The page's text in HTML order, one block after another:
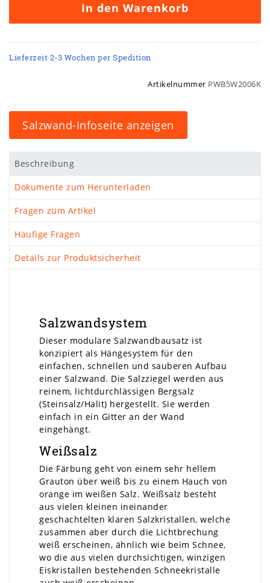
In den Warenkorb
Lieferzeit 2-3 Wochen per Spedition
Artikelnummer PWB5W2006K
Salzwand-Infoseite anzeigen
Beschreibung
Dokumente zum Herunterladen
Fragen zum Artikel
Häufige Fragen
Details zur Produktsicherheit
Salzwandsystem
Dieser modulare Salzwandbausatz ist
konzipiert als Hängesystem für den
einfachen, schnellen und sauberen Aufbau
einer Salzwand. Die Salzziegel werden aus
reinem, lichtdurchlässigen Bergsalz
(Steinsalz/Halit) hergestellt. Sie werden
einfach in ein Gitter an der Wand
eingehängt.
Weißsalz
Die Färbung geht von einem sehr hellem
Grauton über weiß bis zu einem Hauch von
orange im weißen Salz. Weißsalz besteht
aus vielen kleinen ineinander
geschachtelten klaren Salzkristallen, welche
zusammen aber durch die Lichtbrechung
weiß erscheinen, ähnlich wie beim Schnee,
wo die aus vielen durchsichtigen, winzigen
Eiskristallen bestehenden Schneekristalle